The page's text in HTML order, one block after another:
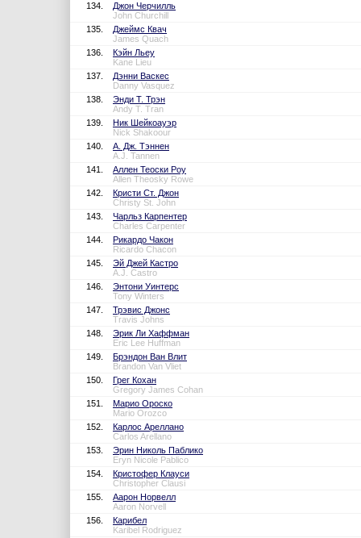
134.
Джон Черчилль
John Churchill
135.
Джеймс Квач
James Quach
136.
Кэйн Льеу
Kane Lieu
137.
Дэнни Васкес
Danny Vasquez
138.
Энди Т. Трэн
Andy T. Tran
139.
Ник Шейкоауэр
Nick Shakoour
140.
А. Дж. Тэннен
A.J. Tannen
141.
Аллен Теоски Роу
Allen Theosky Rowe
142.
Кристи Ст. Джон
Christy St. John
143.
Чарльз Карпентер
Charles Carpenter
144.
Рикардо Чакон
Ricardo Chacon
145.
Эй Джей Кастро
A.J. Castro
146.
Энтони Уинтерс
Tony Winters
147.
Трэвис Джонс
Travis Johns
148.
Эрик Ли Хаффман
Eric Lee Huffman
149.
Брэндон Ван Влит
Brandon Van Vliet
150.
Грег Кохан
Gregory James Cohan
151.
Марио Ороско
Mario Orozco
152.
Карлос Ареллано
Carlos Arellano
153.
Эрин Николь Паблико
Eryn Nicole Pablico
154.
Кристофер Клауси
Christopher Clausi
155.
Аарон Норвелл
Aaron Norvell
156.
Карибел
Karibel Rodriguez